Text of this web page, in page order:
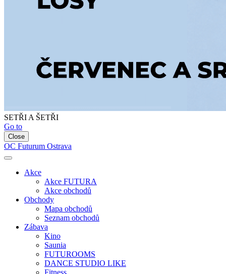
SETŘI A ŠETŘI
Go to
Close
OC Futurum Ostrava
Akce
Akce FUTURA
Akce obchodů
Obchody
Mapa obchodů
Seznam obchodů
Zábava
Kino
Saunia
FUTUROOMS
DANCE STUDIO LIKE
Fitness